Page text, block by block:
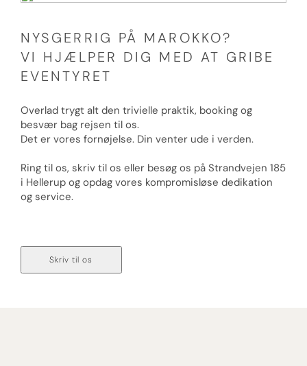
NYSGERRIG PÅ MAROKKO?
VI HJÆLPER DIG MED AT GRIBE
EVENTYRET
Overlad trygt alt den trivielle praktik, booking og
besvær bag rejsen til os.
Det er vores fornøjelse. Din venter ude i verden.
Ring til os, skriv til os eller besøg os på Strandvejen 185
i Hellerup og opdag vores kompromisløse dedikation
og service.
Skriv til os